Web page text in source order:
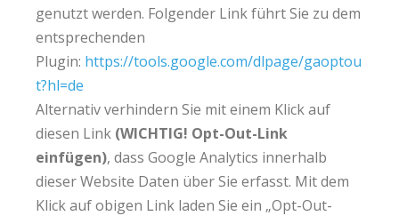
genutzt werden. Folgender Link führt Sie zu dem
entsprechenden
Plugin: https://tools.google.com/dlpage/gaoptou
t?hl=de
Alternativ verhindern Sie mit einem Klick auf
diesen Link (WICHTIG! Opt-Out-Link
einfügen), dass Google Analytics innerhalb
dieser Website Daten über Sie erfasst. Mit dem
Klick auf obigen Link laden Sie ein „Opt-Out-